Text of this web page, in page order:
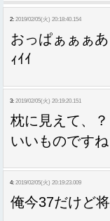
2: 2019/02/05(火) 20:18:40.154
おっぱぁぁぁ
ｨｲｲ
3: 2019/02/05(火) 20:19:20.151
枕に見えて、
いいものですね
4: 2019/02/05(火) 20:19:23.009
俺今37だけど